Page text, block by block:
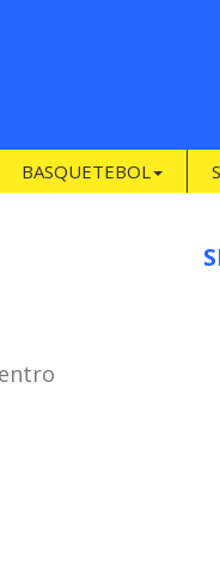
BASQUETEBOL